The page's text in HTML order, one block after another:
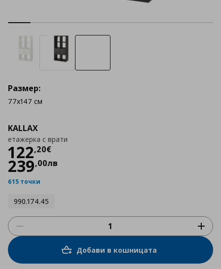
KALLAX
етажерка с врати
122,20€
Цена
239,00лв
615 точки
990.174.45
Размер:
77x147 см
Добави в кошницата